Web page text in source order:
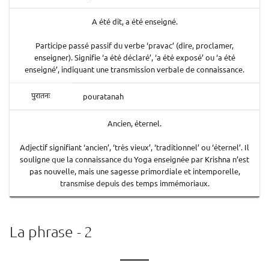
A été dit, a été enseigné.
Participe passé passif du verbe ‘pravac’ (dire, proclamer,
enseigner). Signifie ‘a été déclaré’, ‘a été exposé’ ou ‘a été
enseigné’, indiquant une transmission verbale de connaissance.
पुरातनः pouratanah
Ancien, éternel.
Adjectif signifiant ‘ancien’, ‘très vieux’, ‘traditionnel’ ou ‘éternel’. Il
souligne que la connaissance du Yoga enseignée par Krishna n’est
pas nouvelle, mais une sagesse primordiale et intemporelle,
transmise depuis des temps immémoriaux.
La phrase - 2
———